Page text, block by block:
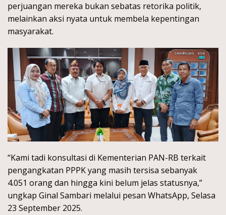
perjuangan mereka bukan sebatas retorika politik,
melainkan aksi nyata untuk membela kepentingan
masyarakat.
“Kami tadi konsultasi di Kementerian PAN-RB terkait
pengangkatan PPPK yang masih tersisa sebanyak
4.051 orang dan hingga kini belum jelas statusnya,”
ungkap Ginal Sambari melalui pesan WhatsApp, Selasa
23 September 2025.